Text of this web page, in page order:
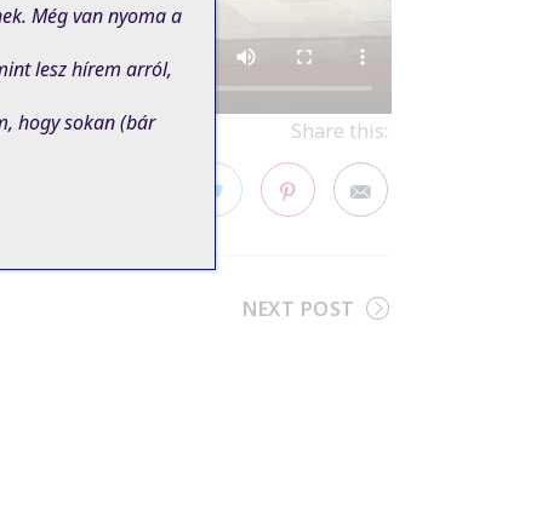
Share this:
NEXT POST
Még van nyoma a
lesz hírem arról,
hogy sokan (bár